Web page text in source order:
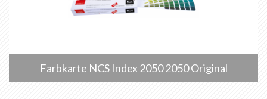
Farbkarte NCS Index 2050 2050 Original